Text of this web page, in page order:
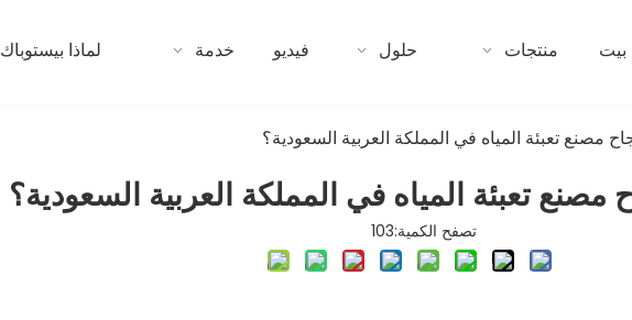
بيت منتجات حلول فيديو خدمة لماذا بيستوباك
مصنع تعبئة المياه في المملكة العربية السعودية؟
تعبئة المياه في المملكة العربية السعودية؟
تصفح الكمية:103